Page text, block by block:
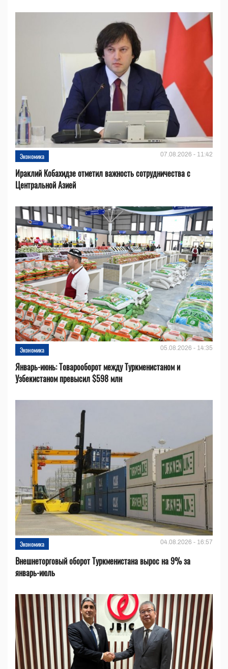
Экономика 07.08.2026 - 11:42
Ираклий Кобахидзе отметил важность сотрудничества с
Центральной Азией
Экономика 05.08.2026 - 14:35
Январь-июнь: Товарооборот между Туркменистаном и
Узбекистаном превысил $598 млн
Экономика 04.08.2026 - 16:57
Внешнеторговый оборот Туркменистана вырос на 9% за
январь-июль